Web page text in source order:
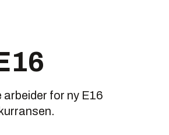
E16
for ny E16